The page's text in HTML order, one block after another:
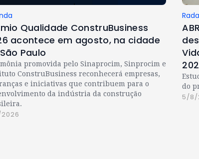
Qualidade ConstruBusiness
acontece em agosto, na cidade
Paulo
promovida pelo Sinaprocim, Sinprocim e
ConstruBusiness reconhecerá empresas,
e iniciativas que contribuem para o
da indústria da construção
do
5/8/